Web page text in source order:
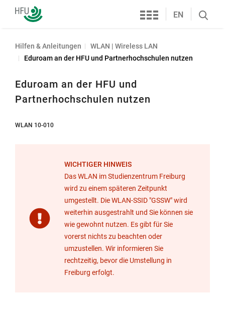
Hochschule
Furtwangen
Services
EN
Search
Hilfen & Anleitungen
WLAN | Wireless LAN
Eduroam an der HFU und Partnerhochschulen nutzen
Eduroam an der HFU und
Partnerhochschulen nutzen
WLAN 10-010
WICHTIGER HINWEIS
Das WLAN im Studienzentrum Freiburg
wird zu einem späteren Zeitpunkt
umgestellt. Die WLAN-SSID "GSSW" wird
weiterhin ausgestrahlt und Sie können sie
wie gewohnt nutzen. Es gibt für Sie
vorerst nichts zu beachten oder
umzustellen. Wir informieren Sie
rechtzeitig, bevor die Umstellung in
Freiburg erfolgt.